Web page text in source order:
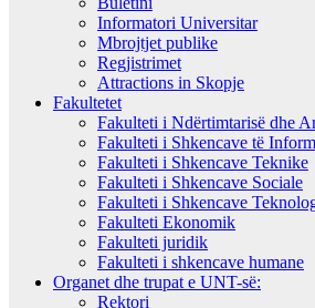
Informatori Universitar
Mbrojtjet publike
Regjistrimet
Attractions in Skopje
Fakultetet
Fakulteti i Ndërtimtarisë dhe
Fakulteti i Shkencave të
Fakulteti i Shkencave Teknike
Fakulteti i Shkencave Sociale
Fakulteti i Shkencave
Fakulteti Ekonomik
Fakulteti juridik
Fakulteti i shkencave humane
Organet dhe trupat e UNT-së:
Rektori